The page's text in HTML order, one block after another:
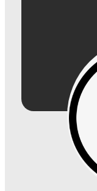
motivação impulsionar
Sua dedicação em
dos empresários,
uma peça fundamental